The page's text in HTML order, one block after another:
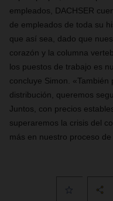
empleados, DACHSER
de empleados de toda su
que así sea, dado que
corazón y la columna
los puestos de trabajo es
concluye Simon.
distribución, queremos
Juntos, con precios
superaremos la crisis del
más en nuestro proceso